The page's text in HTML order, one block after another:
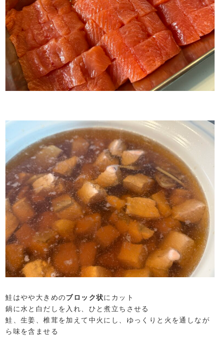
鮭はやや大きめのブロック状にカット
鍋に水と白だしを入れ、ひと煮立ちさせる
鮭、生姜、椎茸を加えて中火にし、ゆっくりと火を通しなが
ら味を含ませる